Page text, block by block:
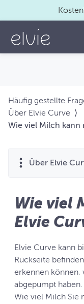
Häufig gestellte
Über Elvie Curve ⟩
Wie viel Milch kann
Über Elvie
Wie viel
Elvie
Elvie Curve kann
Rückseite
erkennen können,
abgepumpt haben.
Wie viel Milch Sie